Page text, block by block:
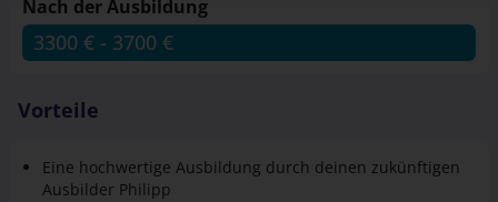
Nach der Ausbildung
3300 € - 3700 €
3300 € - 3700 €
Vorteile
Eine hochwertige Ausbildung durch deinen zukünftigen
Ausbilder Philipp